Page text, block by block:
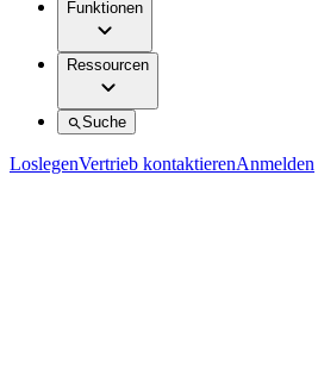
Funktionen
Ressourcen
Suche
LoslegenVertrieb kontaktierenAnmelden